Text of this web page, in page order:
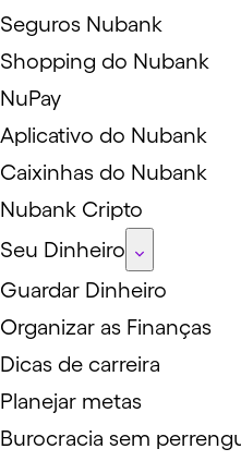
Seguros Nubank
Shopping do Nubank
NuPay
Aplicativo do Nubank
Caixinhas do Nubank
Nubank Cripto
Seu Dinheiro
Guardar Dinheiro
Organizar as Finanças
Dicas de carreira
Planejar metas
Burocracia sem